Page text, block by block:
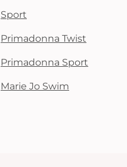
Sport
Primadonna Twist
Primadonna Sport
Marie Jo Swim